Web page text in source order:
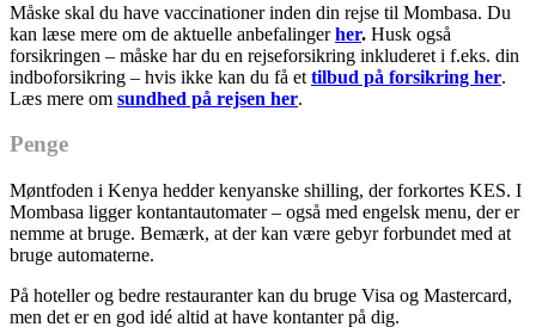
Måske skal du have vaccinationer inden din rejse til Mombasa. Du
kan læse mere om de aktuelle anbefalingerher. Husk også
forsikringen – måske har du en rejseforsikring inkluderet i f.eks. din
indboforsikring – hvis ikke kan du få et tilbud på forsikring her.
Læs mere om sundhed på rejsen her.
Penge
Møntfoden i Kenya hedder kenyanske shilling, der forkortes KES. I
Mombasa ligger kontantautomater – også med engelsk menu, der er
nemme at bruge. Bemærk, at der kan være gebyr forbundet med at
bruge automaterne.
På hoteller og bedre restauranter kan du bruge Visa og Mastercard,
men det er en god idé altid at have kontanter på dig.